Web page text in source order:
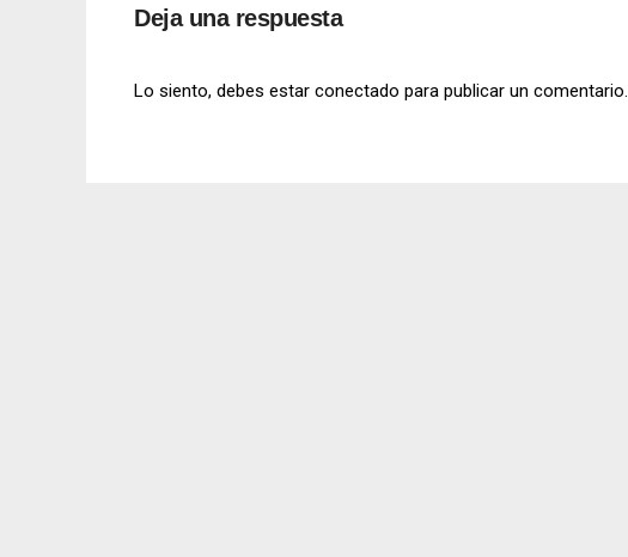
Deja una respuesta
Lo siento, debes estar conectado para publicar un comentario.